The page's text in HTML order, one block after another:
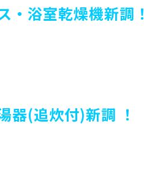
・浴室乾燥機新調！
器(追炊付)新調 ！